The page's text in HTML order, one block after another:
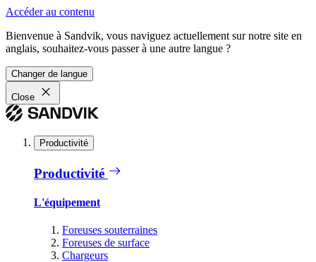
Accéder au contenu
Bienvenue à Sandvik, vous naviguez actuellement sur notre site en
anglais, souhaitez-vous passer à une autre langue ?
Changer de langue
Close
Productivité
Productivité
L'équipement
Foreuses souterraines
Foreuses de surface
Chargeurs